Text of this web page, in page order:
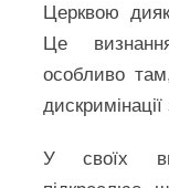
Церквою
Це
особливо
У своїх